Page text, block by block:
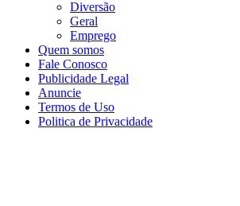
Diversão
Geral
Emprego
Quem somos
Fale Conosco
Publicidade Legal
Anuncie
Termos de Uso
Politica de Privacidade